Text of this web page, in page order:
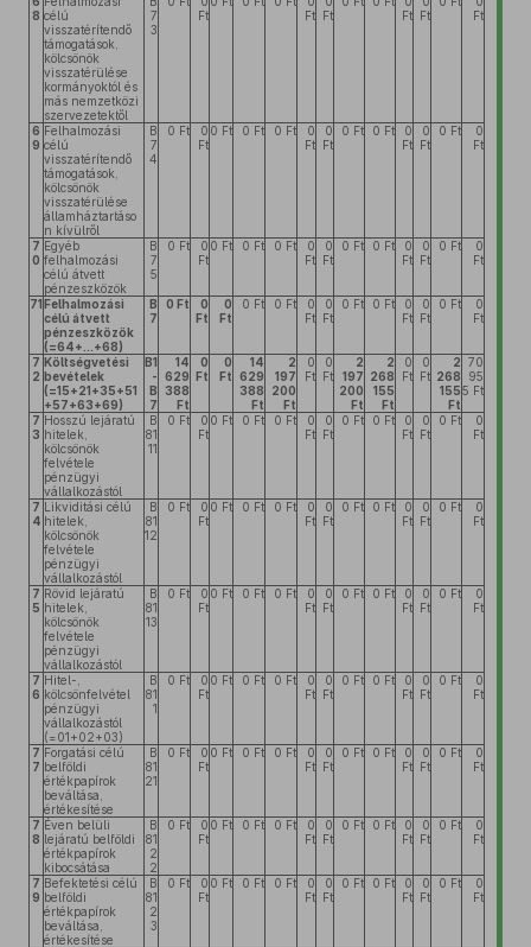
8 célú
visszatérítendő
támogatások,
kölcsönök
visszatérülése
kormányoktól és
más nemzetközi
szervezetektől
7
3
Ft
Ft Ft
Ft Ft
Ft
6
9
Felhalmozási
célú
visszatérítendő
támogatások,
kölcsönök
visszatérülése
államháztartáso
n kívülről
B
7
4
0 Ft
0
Ft
0 Ft 0 Ft 0 Ft
0
Ft
0
Ft
0 Ft 0 Ft
0
Ft
0
Ft
0 Ft
0
Ft
7
0
Egyéb
felhalmozási
célú átvett
pénzeszközök
B
7
5
0 Ft
0
Ft
0 Ft 0 Ft 0 Ft
0
Ft
0
Ft
0 Ft 0 Ft
0
Ft
0
Ft
0 Ft
0
Ft
71Felhalmozási
célú átvett
pénzeszközök
(=64+...+68)
B
7
0 Ft
0
Ft
0
Ft
0 Ft 0 Ft
0
Ft
0
Ft
0 Ft 0 Ft
0
Ft
0
Ft
0 Ft
0
Ft
7
2
Költségvetési
bevételek
(=15+21+35+51
+57+63+69)
B1
-
B
7
14
629
388
Ft
0
Ft
0
Ft
14
629
388
Ft
2
197
200
Ft
0
Ft
0
Ft
2
197
200
Ft
2
268
155
Ft
0
Ft
0
Ft
2
268
155
Ft
70
95
5 Ft
7
3
Hosszú lejáratú
hitelek,
kölcsönök
felvétele
pénzügyi
vállalkozástól
B
81
11
0 Ft
0
Ft
0 Ft 0 Ft 0 Ft
0
Ft
0
Ft
0 Ft 0 Ft
0
Ft
0
Ft
0 Ft
0
Ft
7
4
Likviditási célú
hitelek,
kölcsönök
felvétele
pénzügyi
vállalkozástól
B
81
12
0 Ft
0
Ft
0 Ft 0 Ft 0 Ft
0
Ft
0
Ft
0 Ft 0 Ft
0
Ft
0
Ft
0 Ft
0
Ft
7
5
Rövid lejáratú
hitelek,
kölcsönök
felvétele
pénzügyi
vállalkozástól
B
81
13
0 Ft
0
Ft
0 Ft 0 Ft 0 Ft
0
Ft
0
Ft
0 Ft 0 Ft
0
Ft
0
Ft
0 Ft
0
Ft
7
6
Hitel-,
kölcsönfelvétel
pénzügyi
vállalkozástól
(=01+02+03)
B
81
1
0 Ft
0
Ft
0 Ft 0 Ft 0 Ft
0
Ft
0
Ft
0 Ft 0 Ft
0
Ft
0
Ft
0 Ft
0
Ft
7
7
Forgatási célú
belföldi
értékpapírok
beváltása,
értékesítése
B
81
21
0 Ft
0
Ft
0 Ft 0 Ft 0 Ft
0
Ft
0
Ft
0 Ft 0 Ft
0
Ft
0
Ft
0 Ft
0
Ft
7
8
Éven belüli
lejáratú belföldi
értékpapírok
kibocsátása
B
81
2
2
0 Ft
0
Ft
0 Ft 0 Ft 0 Ft
0
Ft
0
Ft
0 Ft 0 Ft
0
Ft
0
Ft
0 Ft
0
Ft
7
9
Befektetési célú
belföldi
értékpapírok
beváltása,
értékesítése
B
81
2
3
0 Ft
0
Ft
0 Ft 0 Ft 0 Ft
0
Ft
0
Ft
0 Ft 0 Ft
0
Ft
0
Ft
0 Ft
0
Ft